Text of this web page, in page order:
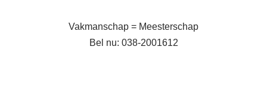
Vakmanschap = Meesterschap
Bel nu: 038-2001612